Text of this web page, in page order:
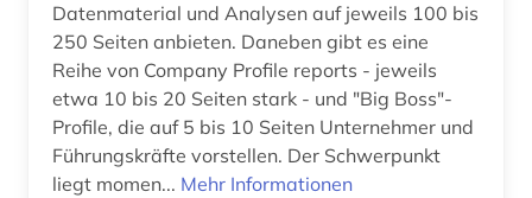
bücher (1)
bürgerliches recht (1)
bürgerrechtsbewegung (1)
bürokratie (1)
Datenmaterial und Analysen auf jeweils 100 bis
250 Seiten anbieten. Daneben gibt es eine
Reihe von Company Profile reports - jeweils
etwa 10 bis 20 Seiten stark - und "Big Boss"-
Profile, die auf 5 bis 10 Seiten Unternehmer und
Führungskräfte vorstellen. Der Schwerpunkt
liegt momen... Mehr Informationen